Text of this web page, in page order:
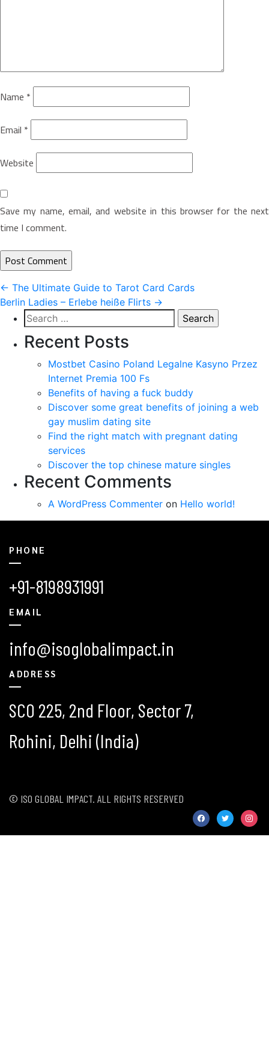
Name *
Email *
Website
Save my name, email, and website in this browser for the next
time I comment.
Post
navigation
← The Ultimate Guide to Tarot Card Cards
Berlin Ladies – Erlebe heiße Flirts →
Search
for:
Recent Posts
Mostbet Casino Poland Legalne Kasyno Przez
Internet Premia 100 Fs
Benefits of having a fuck buddy
Discover some great benefits of joining a web
gay muslim dating site
Find the right match with pregnant dating
services
Discover the top chinese mature singles
Recent Comments
A WordPress Commenter on Hello world!
PHONE
+91-8198931991
EMAIL
info@isoglobalimpact.in
ADDRESS
SCO 225, 2nd Floor, Sector 7,
Rohini, Delhi (India)
© ISO GLOBAL IMPACT. ALL RIGHTS RESERVED
facebooktwitter